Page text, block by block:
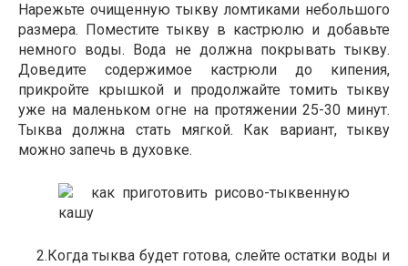
Нарежьте очищенную тыкву ломтиками небольшого
размера. Поместите тыкву в кастрюлю и добавьте
немного воды. Вода не должна покрывать тыкву.
Доведите содержимое кастрюли до кипения,
прикройте крышкой и продолжайте томить тыкву
уже на маленьком огне на протяжении 25-30 минут.
Тыква должна стать мягкой. Как вариант, тыкву
можно запечь в духовке.
2.Когда тыква будет готова, слейте остатки воды и